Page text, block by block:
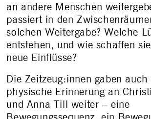
an andere Menschen
passiert in den
solchen Weitergabe? Welche
entstehen, und wie schaffen
neue Einflüsse?
Die Zeitzeug:innen gaben auch
physische Erinnerung an
und Anna Till weiter – eine